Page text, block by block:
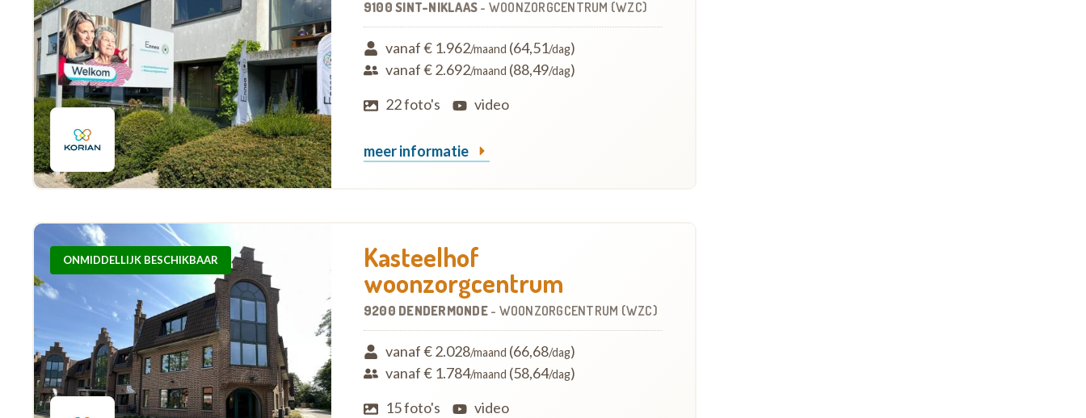
9100 SINT-NIKLAAS - WOONZORGCENTRUM (WZC)
vanaf € 1.962/maand (64,51/dag)
vanaf € 2.692/maand (88,49/dag)
22 foto's
video
meer informatie
ONMIDDELLIJK BESCHIKBAAR Kasteelhof
woonzorgcentrum
9200 DENDERMONDE - WOONZORGCENTRUM (WZC)
vanaf € 2.028/maand (66,68/dag)
vanaf € 1.784/maand (58,64/dag)
15 foto's
video